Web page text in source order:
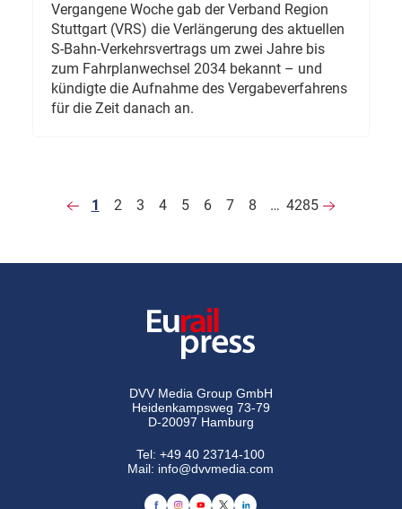
Vergangene Woche gab der Verband Region
Stuttgart (VRS) die Verlängerung des aktuellen
S-Bahn-Verkehrsvertrags um zwei Jahre bis
zum Fahrplanwechsel 2034 bekannt – und
kündigte die Aufnahme des Vergabeverfahrens
für die Zeit danach an.
1 2 3 4 5 6 7 8 … 4285
DVV Media Group GmbH
Heidenkampsweg 73-79
D-20097 Hamburg
Tel:+49 40 23714-100
Mail: info@dvvmedia.com